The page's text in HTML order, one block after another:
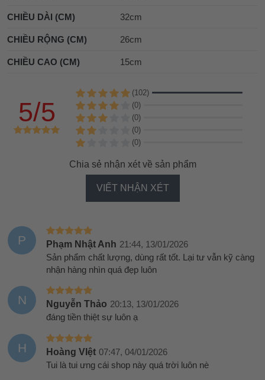
CHIỀU DÀI (CM) 32cm
CHIỀU RỘNG (CM) 26cm
CHIỀU CAO (CM) 15cm
5/5
(102)
(0)
(0)
(0)
(0)
Chia sẻ nhận xét về sản phẩm
VIẾT NHẬN XÉT
P Phạm Nhật Anh 21:44, 13/01/2026
Sản phẩm chất lượng, dùng rất tốt. Lại tư vẫn kỹ càng
nhận hàng nhìn quá đẹp luôn
N Nguyễn Thảo 20:13, 13/01/2026
đáng tiền thiệt sự luôn ạ
H Hoàng VIệt 07:47, 04/01/2026
Tui là tui ưng cái shop này quá trời luôn nè